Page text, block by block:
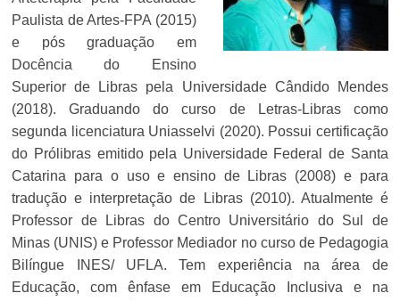
Paulista de Artes-FPA (2015)
e pós graduação em
Docência do Ensino
Superior de Libras pela Universidade Cândido Mendes
(2018). Graduando do curso de Letras-Libras como
segunda licenciatura Uniasselvi (2020). Possui certificação
do Prólibras emitido pela Universidade Federal de Santa
Catarina para o uso e ensino de Libras (2008) e para
tradução e interpretação de Libras (2010). Atualmente é
Professor de Libras do Centro Universitário do Sul de
Minas (UNIS) e Professor Mediador no curso de Pedagogia
Bilíngue INES/ UFLA. Tem experiência na área de
Educação, com ênfase em Educação Inclusiva e na